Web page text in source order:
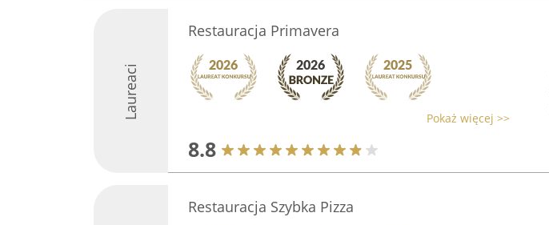
Laureaci
Restauracja Primavera
Pokaż więcej >>
8.8
Restauracja Szybka Pizza